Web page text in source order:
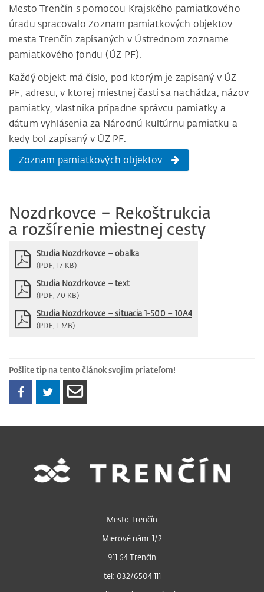
Mesto Trenčín s pomocou Krajského pamiatkového
úradu spracovalo Zoznam pamiatkových objektov
mesta Trenčín zapísaných v Ústrednom zozname
pamiatkového fondu (ÚZ PF).
Každý objekt má číslo, pod ktorým je zapísaný v ÚZ
PF, adresu, v ktorej miestnej časti sa nachádza, názov
pamiatky, vlastníka prípadne správcu pamiatky a
dátum vyhlásenia za Národnú kultúrnu pamiatku a
kedy bol zapísaný v ÚZ PF.
Zoznam pamiatkových objektov
Nozdrkovce – Rekoštrukcia
a rozšírenie miestnej cesty
Studia Nozdrkovce – obalka
(PDF, 17 KB)
Studia Nozdrkovce – text
(PDF, 70 KB)
Studia Nozdrkovce – situacia 1-500 – 10A4
(PDF, 1 MB)
Pošlite tip na tento článok svojim priateľom!
Mesto Trenčín
Mierové nám. 1/2
911 64 Trenčín
tel: 032/6504 111